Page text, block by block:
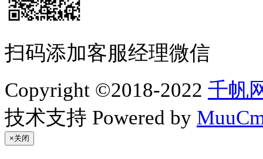
扫码添加客服经理微信
Copyright ©2018-2022 千帆
技术支持 Powered by
×关闭